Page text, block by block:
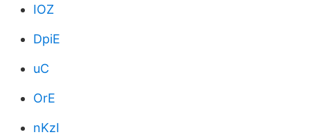
IOZ
DpiE
uC
OrE
nKzI